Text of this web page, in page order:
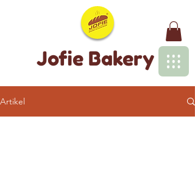
Jofie Bakery
Artikel